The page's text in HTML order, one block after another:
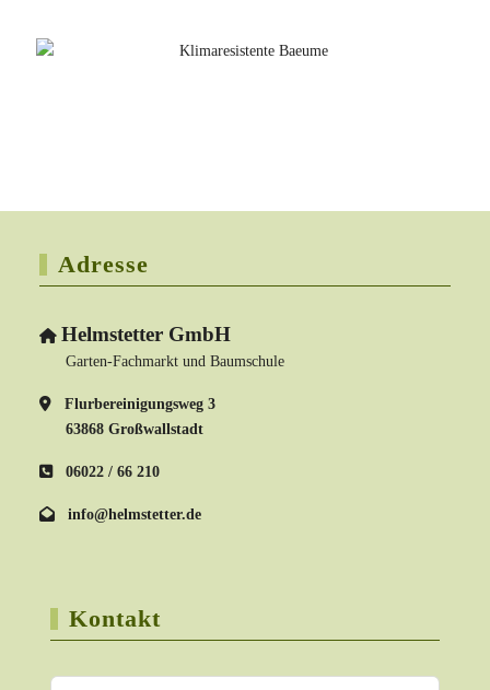
Adresse
Helmstetter GmbH
Garten-Fachmarkt und Baumschule
Flurbereinigungsweg 3
63868 Großwallstadt
06022 / 66 210
info@helmstetter.de
Kontakt